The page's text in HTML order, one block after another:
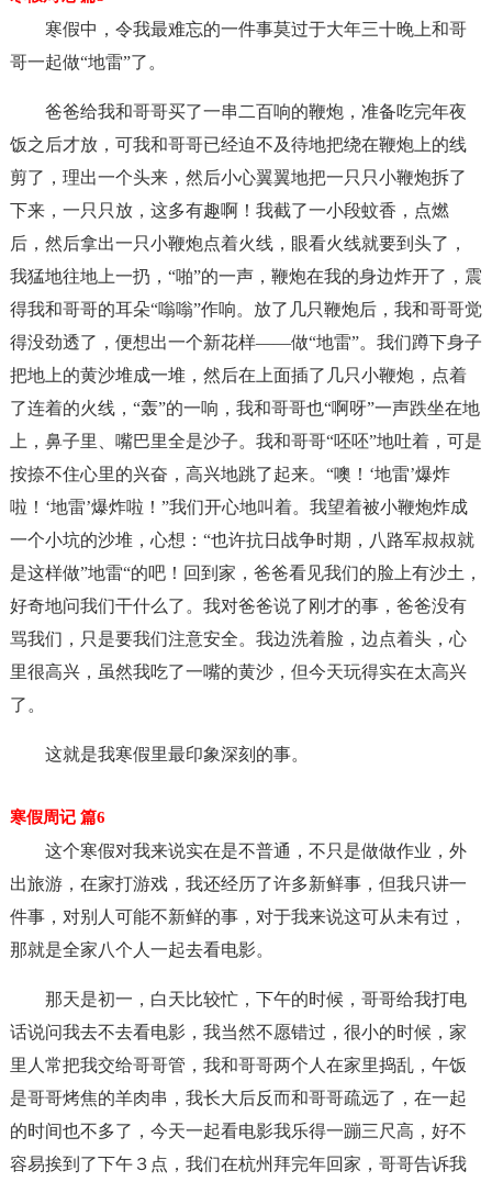
寒假中，令我最难忘的一件事莫过于大年三十晚上和哥
哥一起做“地雷”了。
爸爸给我和哥哥买了一串二百响的鞭炮，准备吃完年夜
饭之后才放，可我和哥哥已经迫不及待地把绕在鞭炮上的线
剪了，理出一个头来，然后小心翼翼地把一只只小鞭炮拆了
下来，一只只放，这多有趣啊！我截了一小段蚊香，点燃
后，然后拿出一只小鞭炮点着火线，眼看火线就要到头了，
我猛地往地上一扔，“啪”的一声，鞭炮在我的身边炸开了，震
得我和哥哥的耳朵“嗡嗡”作响。放了几只鞭炮后，我和哥哥觉
得没劲透了，便想出一个新花样——做“地雷”。我们蹲下身子
把地上的黄沙堆成一堆，然后在上面插了几只小鞭炮，点着
了连着的火线，“轰”的一响，我和哥哥也“啊呀”一声跌坐在地
上，鼻子里、嘴巴里全是沙子。我和哥哥“呸呸”地吐着，可是
按捺不住心里的兴奋，高兴地跳了起来。“噢！‘地雷’爆炸
啦！‘地雷’爆炸啦！”我们开心地叫着。我望着被小鞭炮炸成
一个小坑的沙堆，心想：“也许抗日战争时期，八路军叔叔就
是这样做”地雷“的吧！回到家，爸爸看见我们的脸上有沙土，
好奇地问我们干什么了。我对爸爸说了刚才的事，爸爸没有
骂我们，只是要我们注意安全。我边洗着脸，边点着头，心
里很高兴，虽然我吃了一嘴的黄沙，但今天玩得实在太高兴
了。
这就是我寒假里最印象深刻的事。
寒假周记 篇6
这个寒假对我来说实在是不普通，不只是做做作业，外
出旅游，在家打游戏，我还经历了许多新鲜事，但我只讲一
件事，对别人可能不新鲜的事，对于我来说这可从未有过，
那就是全家八个人一起去看电影。
那天是初一，白天比较忙，下午的时候，哥哥给我打电
话说问我去不去看电影，我当然不愿错过，很小的时候，家
里人常把我交给哥哥管，我和哥哥两个人在家里捣乱，午饭
是哥哥烤焦的羊肉串，我长大后反而和哥哥疏远了，在一起
的时间也不多了，今天一起看电影我乐得一蹦三尺高，好不
容易挨到了下午３点，我们在杭州拜完年回家，哥哥告诉我